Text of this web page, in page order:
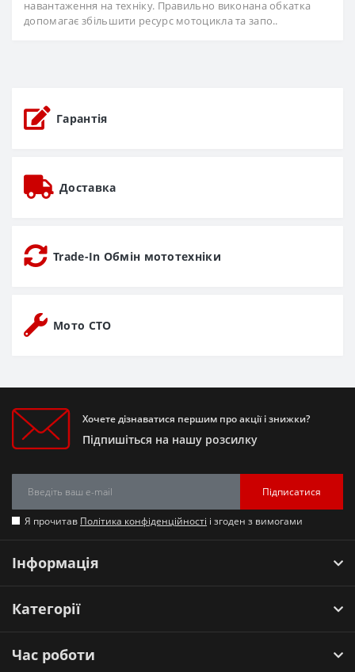
навантаження на техніку. Правильно виконана обкатка
допомагає збільшити ресурс мотоцикла та запо..
Гарантія
Доставка
Trade-In Обмін мототехніки
Мото СТО
Хочете дізнаватися першим про акції і знижки?
Підпишіться на нашу розсилку
Підписатися
Я прочитав Політика конфіденційності і згоден з вимогами
Інформація
Категорії
Час роботи